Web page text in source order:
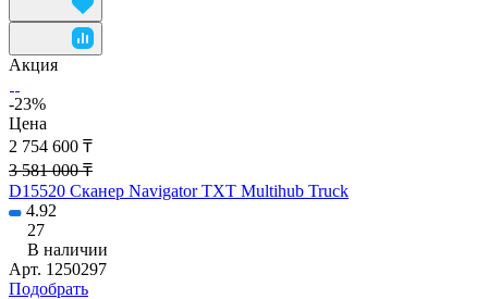
Акция
-23%
Цена
2 754 600 ₸
3 581 000 ₸
D15520 Сканер Navigator TXT Multihub Truck
4.92
27
В наличии
Арт. 1250297
Подобрать